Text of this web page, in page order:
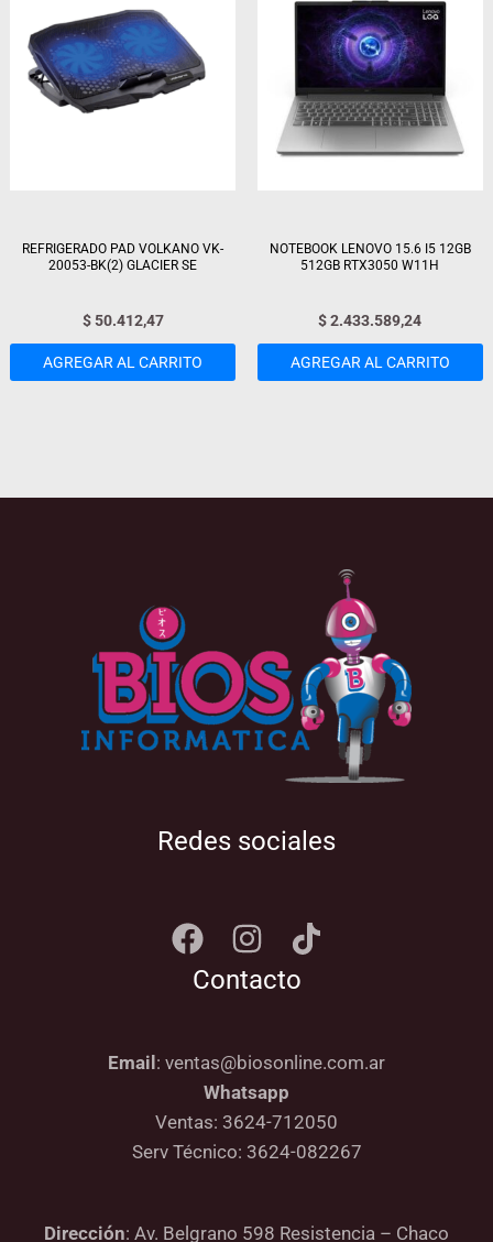
REFRIGERADO PAD VOLKANO VK-
20053-BK(2) GLACIER SE
$50.412,47
AGREGAR AL CARRITO
NOTEBOOK LENOVO 15.6 I5 12GB
512GB RTX3050 W11H
$2.433.589,24
AGREGAR AL CARRITO
Redes sociales
Contacto
Email: ventas@biosonline.com.ar
Whatsapp
Ventas: 3624-712050
Serv Técnico: 3624-082267
Dirección: Av. Belgrano 598 Resistencia – Chaco